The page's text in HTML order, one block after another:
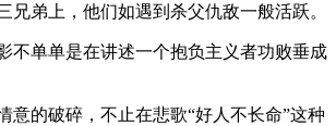
兄弟上，他们如遇到杀父仇敌一般活跃。
不单单是在讲述一个抱负主义者功败垂成
意的破碎，不止在悲歌“好人不长命”这种